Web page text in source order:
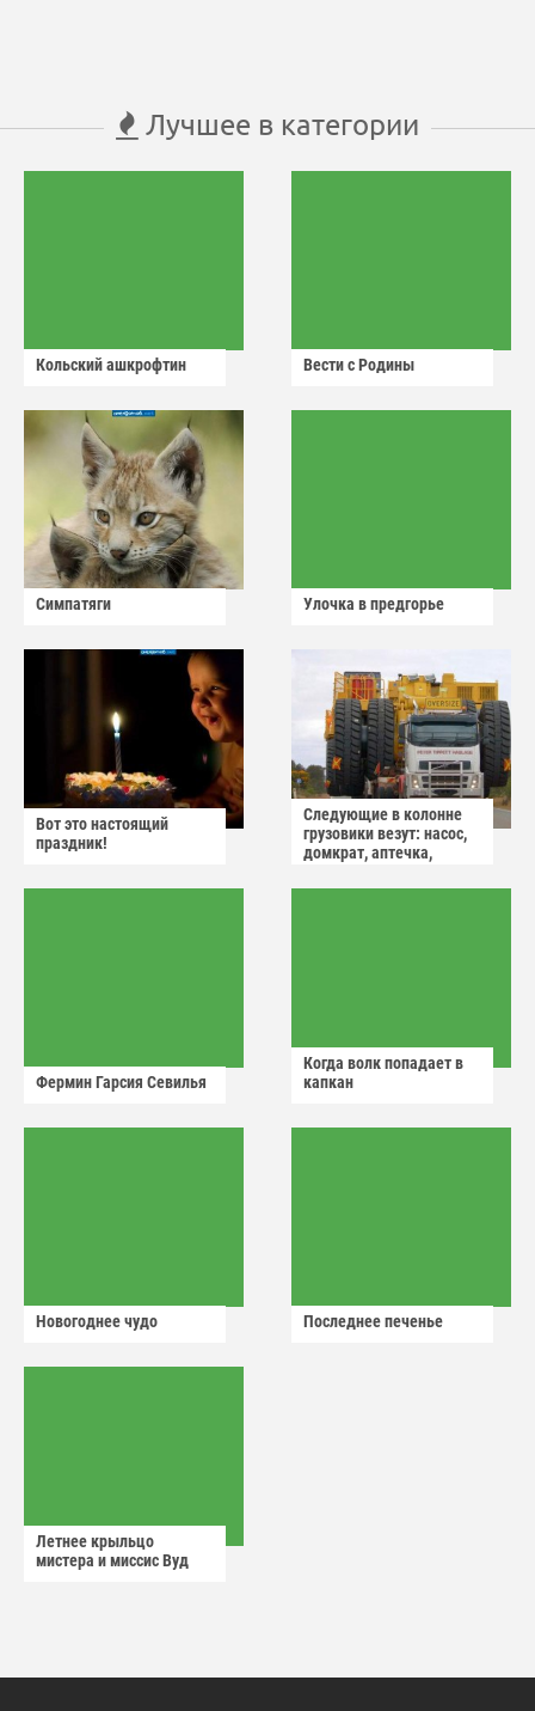
Лучшее в категории
Кольский ашкрофтин Вести с Родины
Симпатяги Улочка в предгорье
Вот это настоящий
праздник!
Следующие в колонне
грузовики везут: насос,
домкрат, аптечка,
Фермин Гарсия Севилья
Когда волк попадает в
капкан
Новогоднее чудо Последнее печенье
Летнее крыльцо
мистера и миссис Вуд